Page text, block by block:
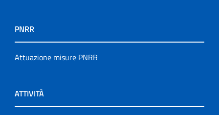
PNRR
Attuazione misure PNRR
ATTIVITÀ